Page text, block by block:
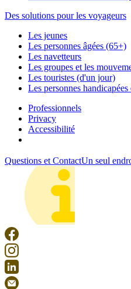
Des solutions pour les voyageurs
Les jeunes
Les personnes âgées (65+)
Les navetteurs
Les groupes et les
Les touristes (d'un jour)
Les personnes
Professionnels
Privacy
Accessibilité
Questions et ContactUn seul